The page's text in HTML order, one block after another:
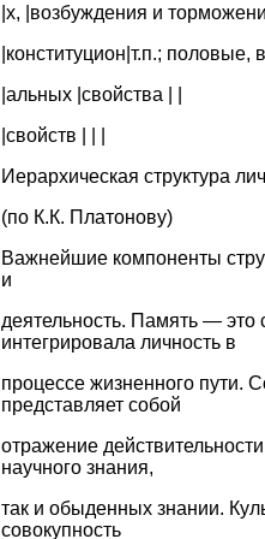
|х, |возбуждения и
|конституцион|т.п.; половые,
|альных |свойства | |
|свойств | | |
Иерархическая структура
(по К.К. Платонову)
Важнейшие компоненты
и
деятельность. Память — это
интегрировала личность в
процессе жизненного пути.
представляет собой
отражение
научного знания,
так и обыденных знании.
совокупность